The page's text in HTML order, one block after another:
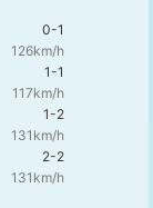
0-1
126km/h
1-1
117km/h
1-2
131km/h
2-2
131km/h